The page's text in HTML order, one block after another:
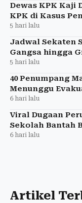
Dewas KPK Kaji
KPK di Kasus
5 hari lalu
Jadwal Sekaten
Gangsa hingga
5 hari lalu
40 Penumpang
Menunggu
6 hari lalu
Viral Dugaan
Sekolah Bantah
6 hari lalu
Artikel